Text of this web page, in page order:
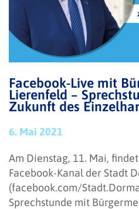
Facebook-Live mit
Lierenfeld –
Zukunft des
6. Mai 2021
Am Dienstag, 11. Mai,
Facebook-Kanal der Stadt
(facebook.com/
Sprechstunde mit